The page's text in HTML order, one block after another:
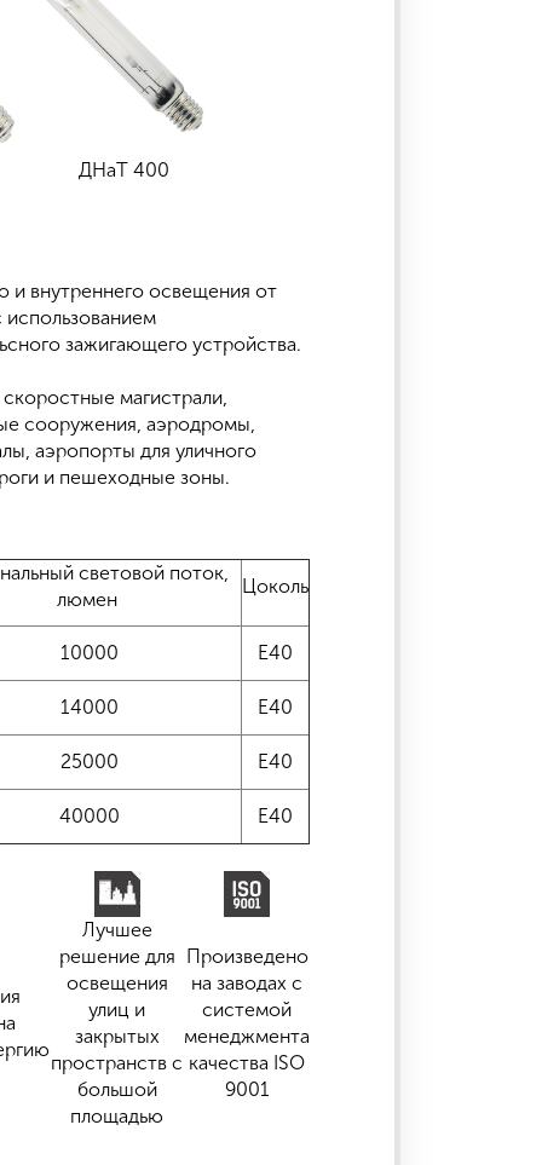
ДНаТ 400
и внутреннего освещения от
зажигающего устройства.
магистрали,
сооружения, аэродромы,
аэропорты для уличного
и пешеходные зоны.
световой поток,
люмен
Цоколь
10000 Е40
14000 Е40
25000 Е40
40000 Е40
Лучшее
решение для
освещения
улиц и
закрытых
пространств с
большой
площадью
Произведено
на заводах с
системой
менеджмента
качества ISO
9001